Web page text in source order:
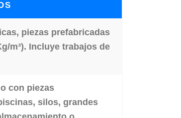
piezas prefabricadas
m³). Incluye trabajos de
con piezas
silos, grandes